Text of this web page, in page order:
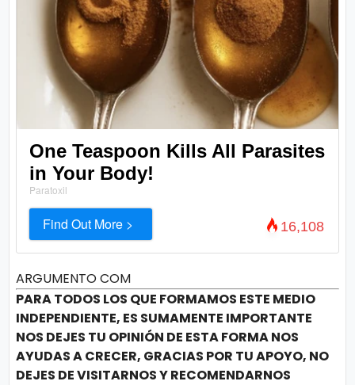
One Teaspoon Kills All Parasites
in Your Body!
Paratoxil
Find Out More > 16,108
ARGUMENTO COM
PARA TODOS LOS QUE FORMAMOS ESTE MEDIO
INDEPENDIENTE, ES SUMAMENTE IMPORTANTE
NOS DEJES TU OPINIÓN DE ESTA FORMA NOS
AYUDAS A CRECER, GRACIAS POR TU APOYO, NO
DEJES DE VISITARNOS Y RECOMENDARNOS